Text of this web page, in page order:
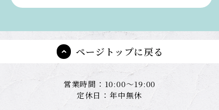
ページトップに戻る
営業時間：10:00～19:00
定休日：年中無休